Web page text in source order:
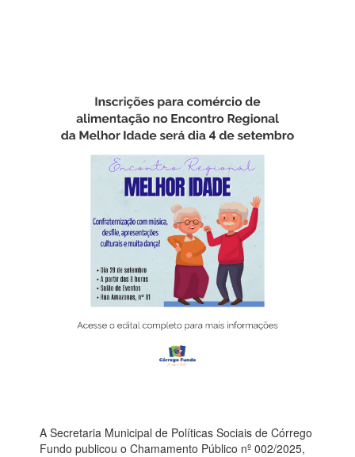
A Secretaria Municipal de Políticas Sociais de Córrego
Fundo publicou o Chamamento Público nº 002/2025,